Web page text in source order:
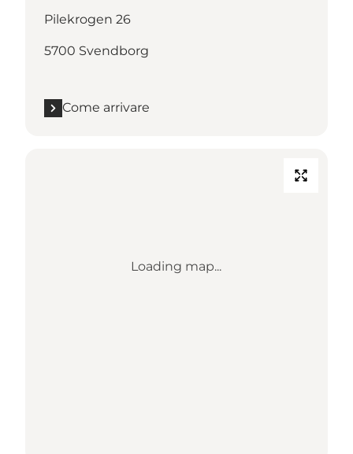
Pilekrogen 26
5700 Svendborg
Come arrivare
Loading map...